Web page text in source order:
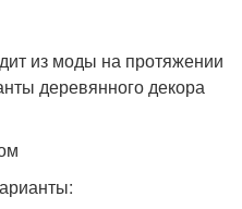
из моды на протяжении
деревянного декора